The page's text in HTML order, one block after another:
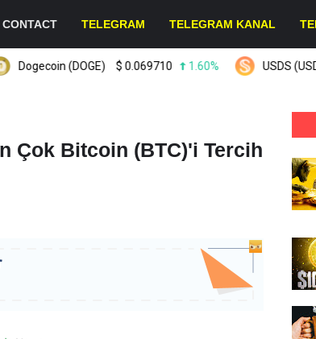
CONTACT TELEGRAM TELEGRAM KANAL
(DOGE) $0.069710 1.60% USDS (USDS)
Çok Bitcoin (BTC)'i Tercih